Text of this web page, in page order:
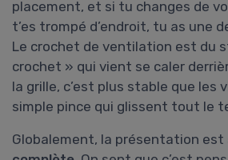
placement, et si tu changes de
t’es trompé d’endroit, tu as une
Le crochet de ventilation est du
crochet » qui vient se caler
la grille, c’est plus stable que les
simple pince qui glissent tout le
Globalement, la présentation est